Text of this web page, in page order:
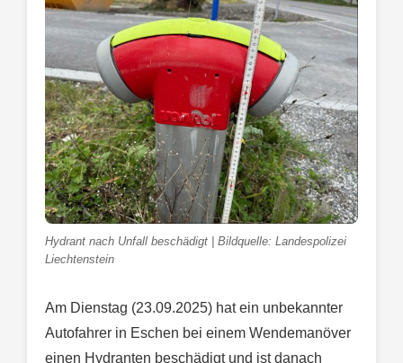
Hydrant nach Unfall beschädigt | Bildquelle: Landespolizei
Liechtenstein
Am Dienstag (23.09.2025) hat ein unbekannter
Autofahrer in Eschen bei einem Wendemanöver
einen Hydranten beschädigt und ist danach